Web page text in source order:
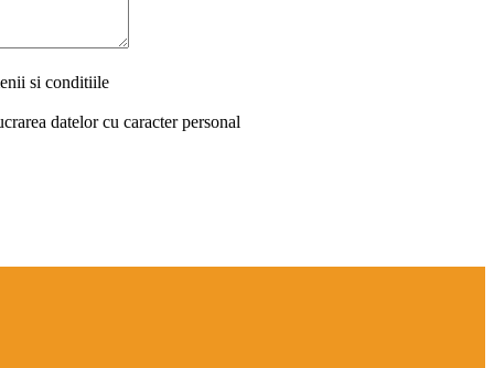
si conditiile
datelor cu caracter personal